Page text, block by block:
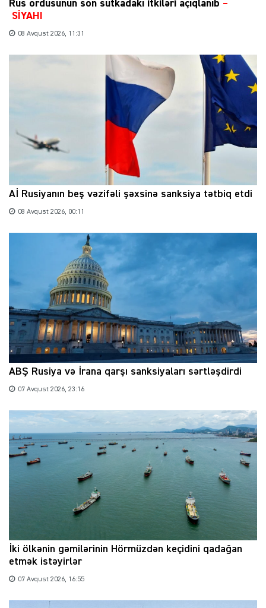
Rus ordusunun son sutkadakı itkiləri açıqlanıb –
SİYAHI
08 Avqust 2026, 11:31
Aİ Rusiyanın beş vəzifəli şəxsinə sanksiya tətbiq etdi
08 Avqust 2026, 00:11
ABŞ Rusiya və İrana qarşı sanksiyaları sərtləşdirdi
07 Avqust 2026, 23:16
İki ölkənin gəmilərinin Hörmüzdən keçidini qadağan
etmək istəyirlər
07 Avqust 2026, 16:55